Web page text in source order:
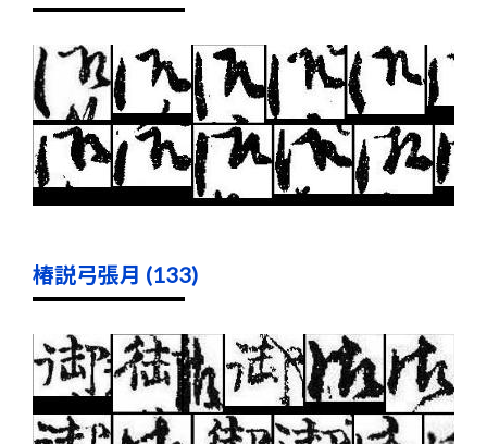
椿説弓張月 (133)